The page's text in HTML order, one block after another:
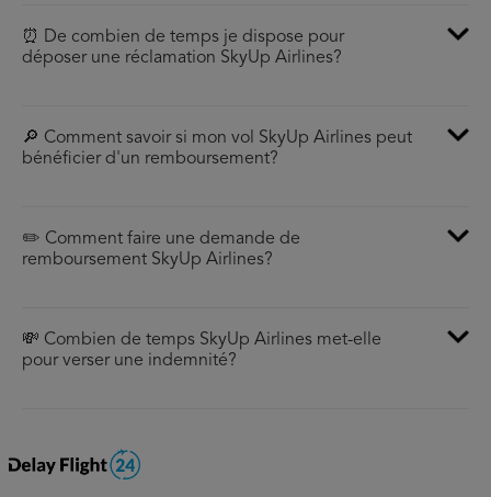
⏰ De combien de temps je dispose pour
déposer une réclamation SkyUp Airlines?
🔎 Comment savoir si mon vol SkyUp Airlines peut
bénéficier d'un remboursement?
✏️ Comment faire une demande de
remboursement SkyUp Airlines?
💸 Combien de temps SkyUp Airlines met-elle
pour verser une indemnité?